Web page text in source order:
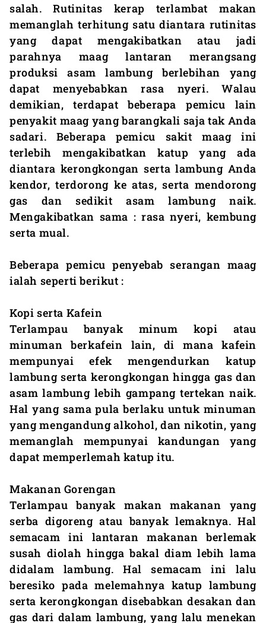
salah. Rutinitas kerap terlambat makan
memanglah terhitung satu diantara rutinitas
yang dapat mengakibatkan atau jadi
parahnya maag lantaran merangsang
produksi asam lambung berlebihan yang
dapat menyebabkan rasa nyeri. Walau
demikian, terdapat beberapa pemicu lain
penyakit maag yang barangkali saja tak Anda
sadari. Beberapa pemicu sakit maag ini
terlebih mengakibatkan katup yang ada
diantara kerongkongan serta lambung Anda
kendor, terdorong ke atas, serta mendorong
gas dan sedikit asam lambung naik.
Mengakibatkan sama : rasa nyeri, kembung
serta mual.
Beberapa pemicu penyebab serangan maag
ialah seperti berikut :
Kopi serta Kafein
Terlampau banyak minum kopi atau
minuman berkafein lain, di mana kafein
mempunyai efek mengendurkan katup
lambung serta kerongkongan hingga gas dan
asam lambung lebih gampang tertekan naik.
Hal yang sama pula berlaku untuk minuman
yang mengandung alkohol, dan nikotin, yang
memanglah mempunyai kandungan yang
dapat memperlemah katup itu.
Makanan Gorengan
Terlampau banyak makan makanan yang
serba digoreng atau banyak lemaknya. Hal
semacam ini lantaran makanan berlemak
susah diolah hingga bakal diam lebih lama
didalam lambung. Hal semacam ini lalu
beresiko pada melemahnya katup lambung
serta kerongkongan disebabkan desakan dan
gas dari dalam lambung, yang lalu menekan